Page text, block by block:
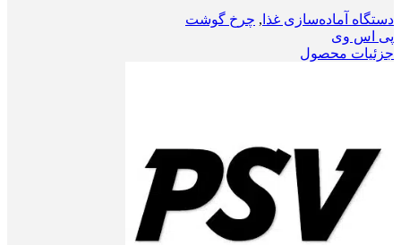
دستگاه آماده‌سازی غذا , چرخ گوشت
پی اس وی
جزئیات محصول